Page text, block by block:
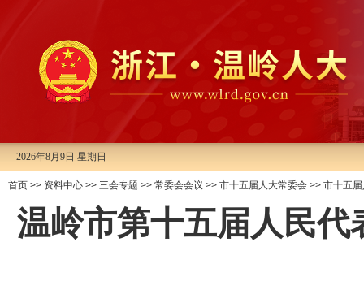
2026年8月9日 星期日
首页 >> 资料中心 >> 三会专题 >> 常委会会议 >> 市十五届人大常委会 >> 市十五
温岭市第十五届人民